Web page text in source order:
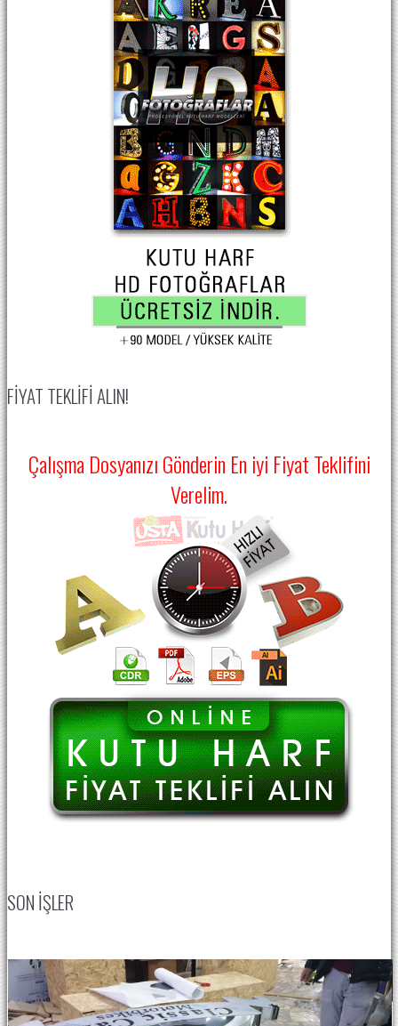
FIYAT TEKLIFI ALIN!
Çalışma Dosyanızı Gönderin En iyi Fiyat Teklifini
Verelim.
SON IŞLER